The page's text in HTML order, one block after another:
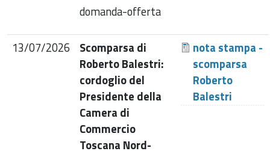
domanda-offerta
13/07/2026
Scomparsa di
Roberto Balestri:
cordoglio del
Presidente della
Camera di
Commercio
Toscana Nord-
nota stampa -
scomparsa
Roberto
Balestri